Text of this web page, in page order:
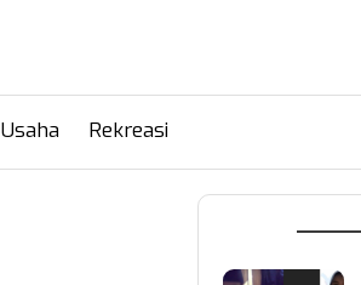
Usaha Rekreasi